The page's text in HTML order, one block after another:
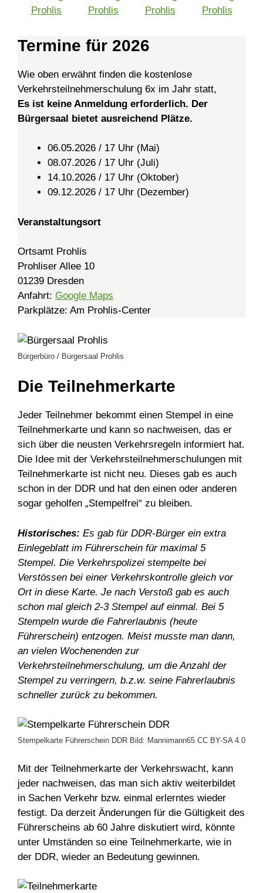
Termine für 2026
Wie oben erwähnt finden die kostenlose
Verkehrsteilnehmerschulung 6x im Jahr statt,
Es ist keine Anmeldung erforderlich. Der
Bürgersaal bietet ausreichend Plätze.
06.05.2026 / 17 Uhr (Mai)
08.07.2026 / 17 Uhr (Juli)
14.10.2026 / 17 Uhr (Oktober)
09.12.2026 / 17 Uhr (Dezember)
Veranstaltungsort
Ortsamt Prohlis
Prohliser Allee 10
01239 Dresden
Anfahrt: Google Maps
Parkplätze: Am Prohlis-Center
Bürgerbüro / Bürgersaal Prohlis
Die Teilnehmerkarte
Jeder Teilnehmer bekommt einen Stempel in eine
Teilnehmerkarte und kann so nachweisen, das er
sich über die neusten Verkehrsregeln informiert hat.
Die Idee mit der Verkehrsteilnehmerschulungen mit
Teilnehmerkarte ist nicht neu. Dieses gab es auch
schon in der DDR und hat den einen oder anderen
sogar geholfen „Stempelfrei“ zu bleiben.
Historisches: Es gab für DDR-Bürger ein extra
Einlegeblatt im Führerschein für maximal 5
Stempel. Die Verkehrspolizei stempelte bei
Verstössen bei einer Verkehrskontrolle gleich vor
Ort in diese Karte. Je nach Verstoß gab es auch
schon mal gleich 2-3 Stempel auf einmal. Bei 5
Stempeln wurde die Fahrerlaubnis (heute
Führerschein) entzogen. Meist musste man dann,
an vielen Wochenenden zur
Verkehrsteilnehmerschulung, um die Anzahl der
Stempel zu verringern, b.z.w. seine Fahrerlaubnis
schneller zurück zu bekommen.
Stempelkarte Führerschein DDR Bild: Mannimann65 CC BY-SA 4.0
Mit der Teilnehmerkarte der Verkehrswacht, kann
jeder nachweisen, das man sich aktiv weiterbildet
in Sachen Verkehr bzw. einmal erlerntes wieder
festigt. Da derzeit Änderungen für die Gültigkeit des
Führerscheins ab 60 Jahre diskutiert wird, könnte
unter Umständen so eine Teilnehmerkarte, wie in
der DDR, wieder an Bedeutung gewinnen.